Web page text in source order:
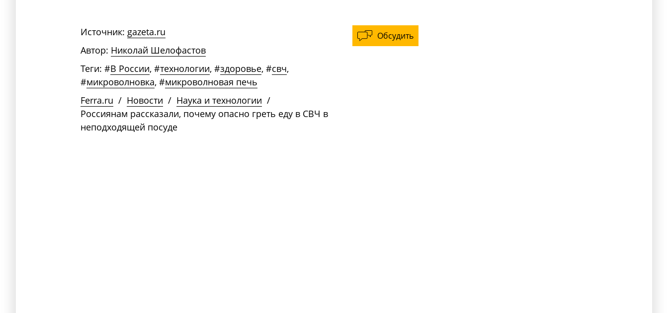
Обсудить
Источник: gazeta.ru
Автор: Николай Шелофастов
Теги: #В России, #технологии, #здоровье, #свч,
#микроволновка, #микроволновая печь
Ferra.ru / Новости / Наука и технологии /
Россиянам рассказали, почему опасно греть еду в СВЧ в
неподходящей посуде